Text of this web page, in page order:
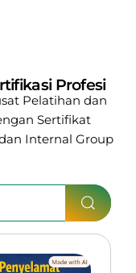
Profesi
Pelatihan dan
Sertifikat
Internal Group